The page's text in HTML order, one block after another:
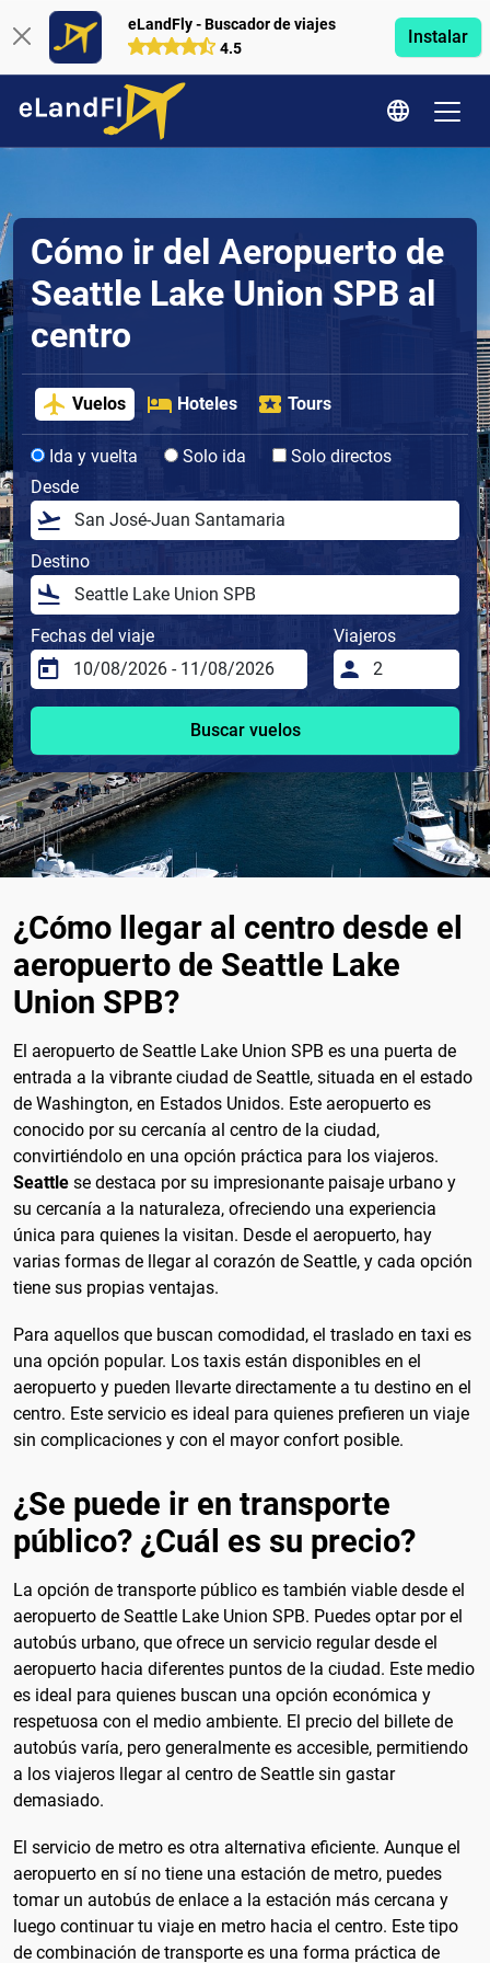
eLandFly - Buscador de viajes
4.5
Instalar
Cómo ir del Aeropuerto de
Seattle Lake Union SPB al
centro
Vuelos Hoteles Tours
Ida y vuelta Solo ida
Solo directos
Desde
Destino
Fechas del viaje Viajeros
Buscar vuelos
¿Cómo llegar al centro desde el
aeropuerto de Seattle Lake
Union SPB?
El aeropuerto de Seattle Lake Union SPB es una puerta de
entrada a la vibrante ciudad de Seattle, situada en el estado
de Washington, en Estados Unidos. Este aeropuerto es
conocido por su cercanía al centro de la ciudad,
convirtiéndolo en una opción práctica para los viajeros.
Seattle se destaca por su impresionante paisaje urbano y
su cercanía a la naturaleza, ofreciendo una experiencia
única para quienes la visitan. Desde el aeropuerto, hay
varias formas de llegar al corazón de Seattle, y cada opción
tiene sus propias ventajas.
Para aquellos que buscan comodidad, el traslado en taxi es
una opción popular. Los taxis están disponibles en el
aeropuerto y pueden llevarte directamente a tu destino en el
centro. Este servicio es ideal para quienes prefieren un viaje
sin complicaciones y con el mayor confort posible.
¿Se puede ir en transporte
público? ¿Cuál es su precio?
La opción de transporte público es también viable desde el
aeropuerto de Seattle Lake Union SPB. Puedes optar por el
autobús urbano, que ofrece un servicio regular desde el
aeropuerto hacia diferentes puntos de la ciudad. Este medio
es ideal para quienes buscan una opción económica y
respetuosa con el medio ambiente. El precio del billete de
autobús varía, pero generalmente es accesible, permitiendo
a los viajeros llegar al centro de Seattle sin gastar
demasiado.
El servicio de metro es otra alternativa eficiente. Aunque el
aeropuerto en sí no tiene una estación de metro, puedes
tomar un autobús de enlace a la estación más cercana y
luego continuar tu viaje en metro hacia el centro. Este tipo
de combinación de transporte es una forma práctica de